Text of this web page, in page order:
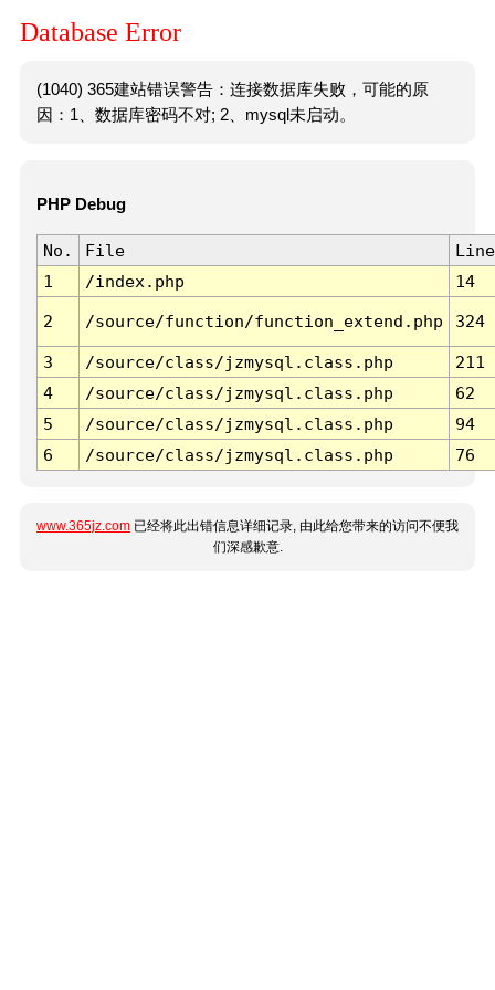
Database Error
(1040) 365建站错误警告：连接数据库失败，可能的原
因：1、数据库密码不对; 2、mysql未启动。
PHP Debug
No. File
Line
1
/index.php 14
2 /source/function/function_extend.php 324
3 /source/class/jzmysql.class.php
211
4
/source/class/jzmysql.class.php
62
5
/source/class/jzmysql.class.php
94
6
/source/class/jzmysql.class.php 76
www.365jz.com 已经将此出错信息详细记录, 由此给您带来的访问不便我
们深感歉意.